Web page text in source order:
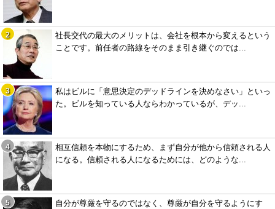
社長交代の最大のメリットは、会社を根本から変えるという
ことです。前任者の路線をそのまま引き継ぐのでは...
私はビルに「意思決定のデッドラインを決めなさい」といっ
た。ビルを知っている人ならわかっているが、デッ...
相互信頼を本物にするため、まず自分が他から信頼される人
になる。信頼される人になるためには、どのような...
自分が尊厳を守るのではなく、尊厳が自分を守るようにす